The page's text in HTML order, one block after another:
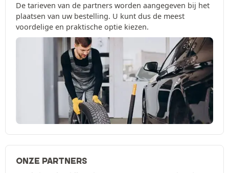
De tarieven van de partners worden aangegeven bij het
plaatsen van uw bestelling. U kunt dus de meest
voordelige en praktische optie kiezen.
ONZE PARTNERS